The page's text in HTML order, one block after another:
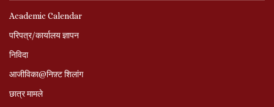
Academic Calendar
परिपत्र/कार्यालय ज्ञापन
निविदा
आजीविका@निफ़्ट शिलांग
छात्र मामले